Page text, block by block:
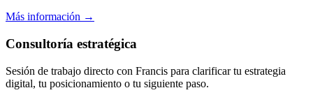
Más información →
Consultoría estratégica
Sesión de trabajo directo con Francis para clarificar tu estrategia
digital, tu posicionamiento o tu siguiente paso.